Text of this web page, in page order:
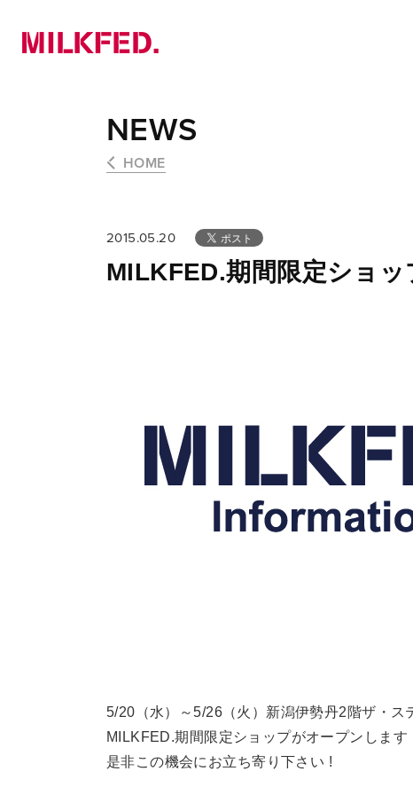
NEWS
HOME
2015.05.20
MILKFED.期間限定ショ
5/20（水）～5/26（火）新潟伊勢丹2階ザ・ス
MILKFED.期間限定ショップがオープンします
是非この機会にお立ち寄り下さい !